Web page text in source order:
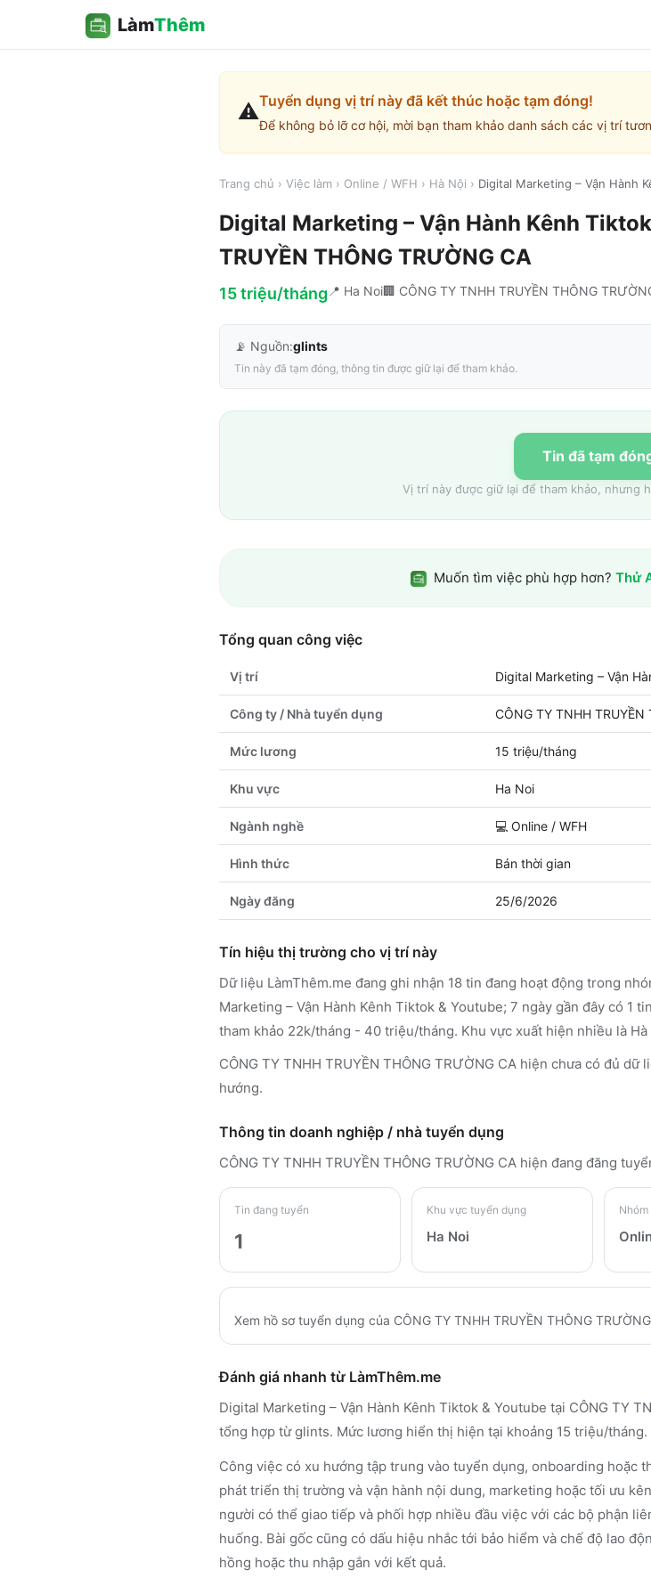
LàmThêm
⚠️Tuyển dụng vị trí này đã kết thúc hoặc tạm đóng!
Để không bỏ lỡ cơ hội, mời bạn tham khảo danh sách các vị trí
Trang chủ › Việc làm › Online / WFH › Hà Nội › Digital Marketing – Vận Hành
Digital Marketing – Vận Hành Kênh
TRUYỀN THÔNG TRƯỜNG CA
15 triệu/tháng 📍 Ha Noi🏢 CÔNG TY TNHH TRUYỀN THÔNG
📡 Nguồn:glints
Tin này đã tạm đóng, thông tin được giữ lại để tham khảo.
Tin đã tạm
Vị trí này được giữ lại để tham khảo, nhưng
Muốn tìm việc phù hợp hơn? Thử
Tổng quan công việc
Vị trí Digital Marketing – Vận
Công ty / Nhà tuyển dụng CÔNG TY TNHH TRUYỀN
Mức lương 15 triệu/tháng
Khu vực Ha Noi
Ngành nghề 💻 Online / WFH
Hình thức Bán thời gian
Ngày đăng 25/6/2026
Tín hiệu thị trường cho vị trí này
Dữ liệu LàmThêm.me đang ghi nhận 18 tin đang hoạt động trong
Marketing – Vận Hành Kênh Tiktok & Youtube; 7 ngày gần đây có 1
tham khảo 22k/tháng - 40 triệu/tháng. Khu vực xuất hiện nhiều là Hà
CÔNG TY TNHH TRUYỀN THÔNG TRƯỜNG CA hiện chưa có đủ
hướng.
Thông tin doanh nghiệp / nhà tuyển dụng
CÔNG TY TNHH TRUYỀN THÔNG TRƯỜNG CA hiện đang đăng
Tin đang tuyển
1
Khu vực tuyển dụng
Ha Noi
Xem hồ sơ tuyển dụng của CÔNG TY TNHH TRUYỀN THÔNG
Đánh giá nhanh từ LàmThêm.me
Digital Marketing – Vận Hành Kênh Tiktok & Youtube tại CÔNG TY
tổng hợp từ glints. Mức lương hiển thị hiện tại khoảng 15 triệu/
Công việc có xu hướng tập trung vào tuyển dụng, onboarding hoặc
phát triển thị trường và vận hành nội dung, marketing hoặc tối ưu
người có thể giao tiếp và phối hợp nhiều đầu việc với các bộ phận
huống. Bài gốc cũng có dấu hiệu nhắc tới bảo hiểm và chế độ lao
hồng hoặc thu nhập gắn với kết quả.